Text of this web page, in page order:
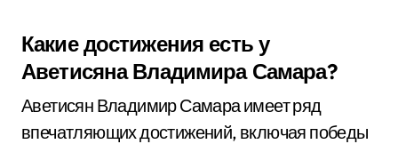
Какие достижения есть у
Аветисяна Владимира Самара?
Аветисян Владимир Самара имеет ряд
впечатляющих достижений, включая победы